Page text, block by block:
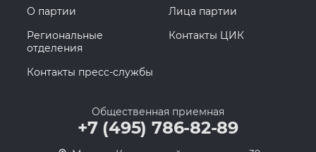
О партии
Лица партии
Региональные
отделения
Контакты ЦИК
Контакты пресс-службы
Общественная приемная
+7 (495) 786-82-89